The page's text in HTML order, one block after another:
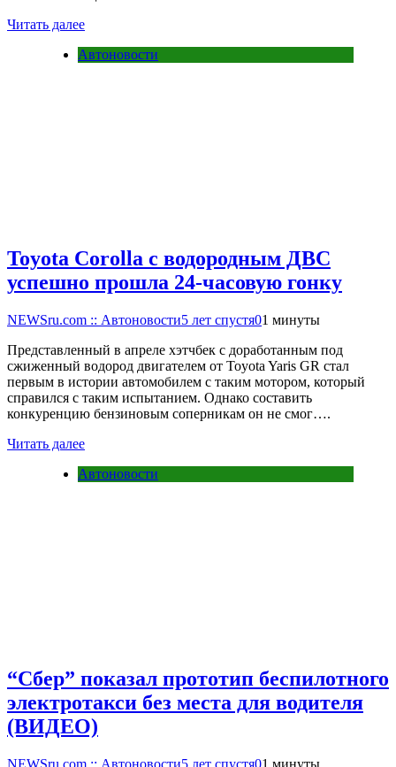
Читать далее
Автоновости
Toyota Corolla с водородным ДВС
успешно прошла 24-часовую гонку
NEWSru.com :: Автоновости5 лет спустя01 минуты
Представленный в апреле хэтчбек с доработанным под
сжиженный водород двигателем от Toyota Yaris GR стал
первым в истории автомобилем с таким мотором, который
справился с таким испытанием. Однако составить
конкуренцию бензиновым соперникам он не смог….
Читать далее
Автоновости
“Сбер” показал прототип беспилотного
электротакси без места для водителя
(ВИДЕО)
NEWSru.com :: Автоновости5 лет спустя01 минуты